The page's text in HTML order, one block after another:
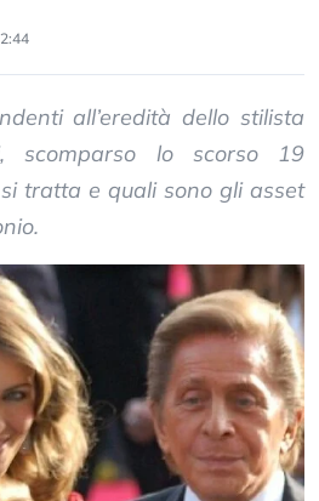
all’eredità dello stilista
scomparso lo scorso 19
tratta e quali sono gli asset